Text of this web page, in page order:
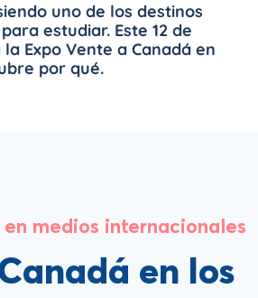
uno de los destinos
estudiar. Este 12 de
Expo Vente a Canadá en
por qué.
en medios internacionales
en los